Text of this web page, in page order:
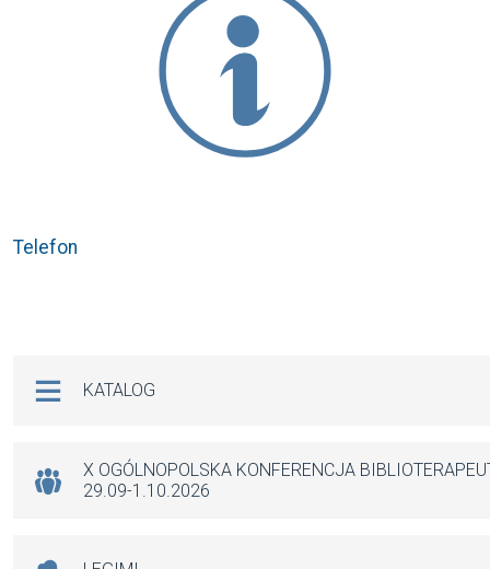
Telefon
KATALOG
X OGÓLNOPOLSKA KONFERENCJA
29.09-1.10.2026